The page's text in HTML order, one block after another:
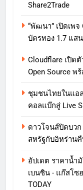
Share2Trade
“พัฒนา” เปิดเพ
บัตรทอง 1.7 แส
Cloudflare เปิด
Open Source พ
ชุมชนไทยในแอล
คอลแบ๊กสู่ Live
ดาวโจนส์ปิดบวก
สหรัฐกับอิหร่าน
อัปเดต ราคาน้ำ
เบนซิน - แก๊สโซ
TODAY